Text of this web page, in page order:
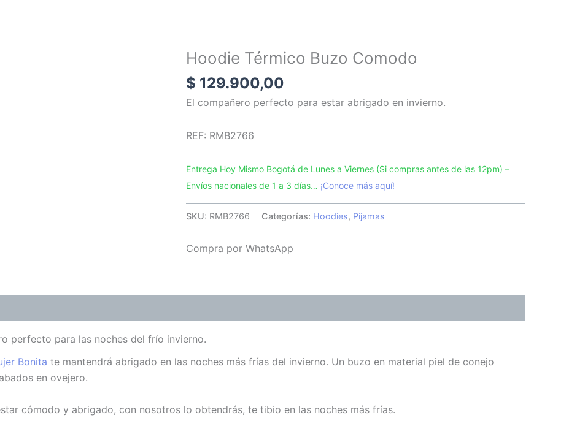
Hoodie Térmico Buzo Comodo
$ 129.900,00
El compañero perfecto para estar abrigado en invierno.
REF: RMB2766
Entrega Hoy Mismo Bogotá de Lunes a Viernes (Si compras antes de las 12pm) –
Envíos nacionales de 1 a 3 días… ¡Conoce más aquí!
SKU: RMB2766 Categorías: Hoodies, Pijamas
Compra por WhatsApp
perfecto para las noches del frío invierno.
Bonita te mantendrá abrigado en las noches más frías del invierno. Un buzo en material piel de conejo
en ovejero.
cómodo y abrigado, con nosotros lo obtendrás, te tibio en las noches más frías.